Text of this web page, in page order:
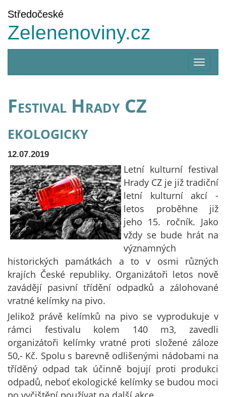
Středočeské
Zelenenoviny.cz
menu
Festival Hrady CZ
ekologicky
12.07.2019
Letní kulturní festival
Hrady CZ je již tradiční
letní kulturní akcí -
letos proběhne již
jeho 15. ročník. Jako
vždy se bude hrát na
významných
historických památkách a to v osmi různých
krajích České republiky. Organizátoři letos nově
zavádějí pasivní třídění odpadků a zálohované
vratné kelímky na pivo.
Jelikož právě kelímků na pivo se vyprodukuje v
rámci festivalu kolem 140 m3, zavedli
organizátoři kelímky vratné proti složené záloze
50,- Kč. Spolu s barevně odlišenými nádobami na
tříděný odpad tak účinně bojují proti produkci
odpadů, neboť ekologické kelímky se budou moci